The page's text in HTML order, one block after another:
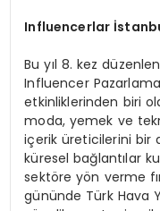
Influencerlar
Bu yıl 8. kez
Influencer
etkinliklerinden biri
moda, yemek ve
içerik üreticilerini bir
küresel bağlantılar
sektöre yön verme
gününde Türk Hava